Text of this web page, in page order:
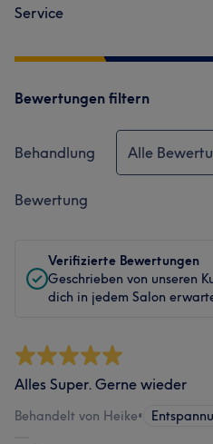
Service
Bewertungen filtern
Behandlung Alle
Bewertung
Verifizierte Bewertungen
Geschrieben von unseren
dich in jedem Salon
Alles Super. Gerne wieder
Behandelt von Heike•